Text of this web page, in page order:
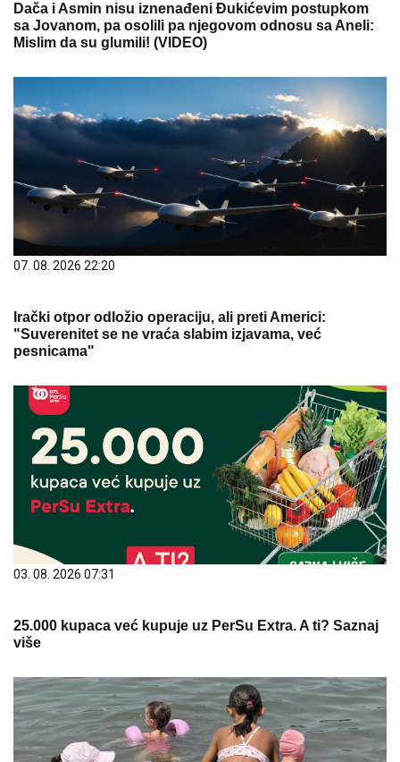
Dača i Asmin nisu iznenađeni Đukićevim postupkom
sa Jovanom, pa osolili pa njegovom odnosu sa Aneli:
Mislim da su glumili! (VIDEO)
07. 08. 2026 22:20
Irački otpor odložio operaciju, ali preti Americi:
"Suverenitet se ne vraća slabim izjavama, već
pesnicama"
03. 08. 2026 07:31
25.000 kupaca već kupuje uz PerSu Extra. A ti? Saznaj
više